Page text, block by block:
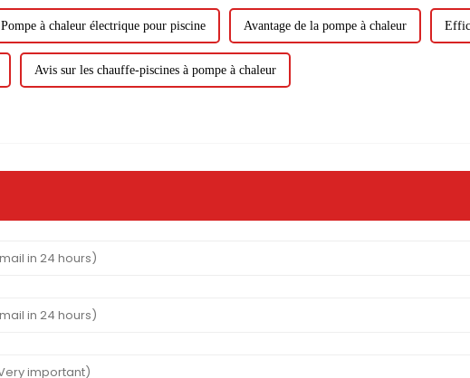
Pompe à chaleur électrique pour piscine Avantage de la pompe à chaleur
Avis sur les chauffe-piscines à pompe à chaleur